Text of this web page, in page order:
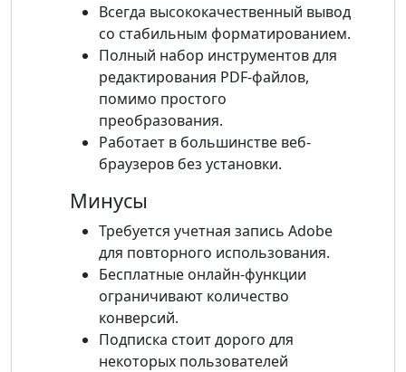
Всегда высококачественный вывод
со стабильным форматированием.
Полный набор инструментов для
редактирования PDF-файлов,
помимо простого
преобразования.
Работает в большинстве веб-
браузеров без установки.
Минусы
Требуется учетная запись Adobe
для повторного использования.
Бесплатные онлайн-функции
ограничивают количество
конверсий.
Подписка стоит дорого для
некоторых пользователей